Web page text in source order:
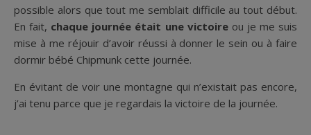
possible alors que tout me semblait difficile au tout début.
En fait, chaque journée était une victoireou je me suis
mise à me réjouir d’avoir réussi à donner le sein ou à faire
dormir bébé Chipmunk cette journée.
En évitant de voir une montagne qui n’existait pas encore,
j’ai tenu parce que je regardais la victoire de la journée.